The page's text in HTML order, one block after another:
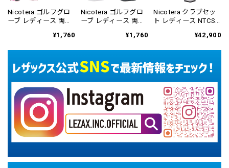
Nicotera ゴルフグロ
ーブ レディース 両手
¥1,760
Nicotera ゴルフグロ
ーブ レディース 両手
¥1,760
Nicotera クラブセッ
ト レディース NTCS-
¥42,900